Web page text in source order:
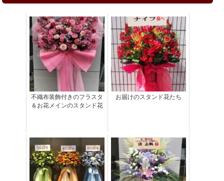
不織布装飾付きのフラスタ
＆お花メインのスタンド花
お届けのスタンド花たち